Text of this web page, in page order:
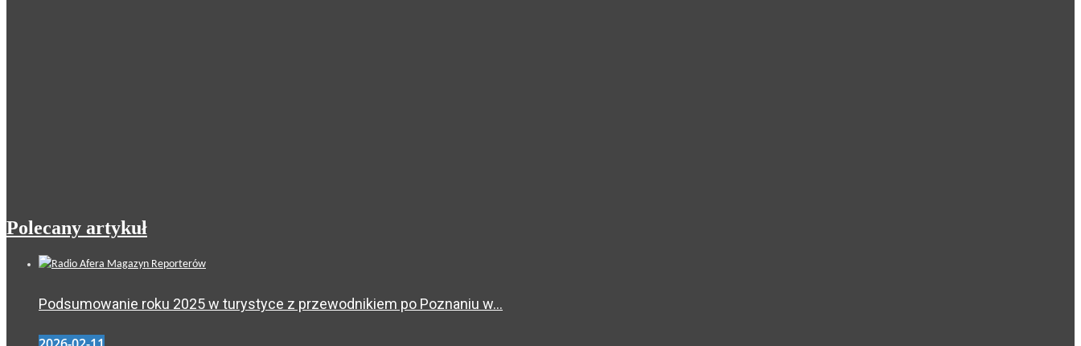
Polecany artykuł
Podsumowanie roku 2025 w turystyce z przewodnikiem po Poznaniu w...